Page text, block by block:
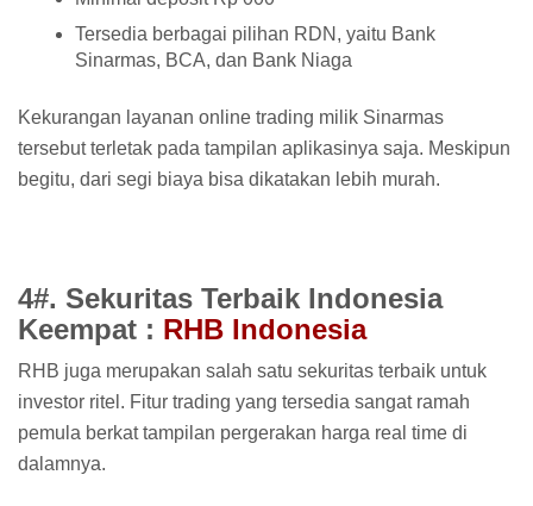
Tersedia berbagai pilihan RDN, yaitu Bank
Sinarmas, BCA, dan Bank Niaga
Kekurangan layanan online trading milik Sinarmas
tersebut terletak pada tampilan aplikasinya saja. Meskipun
begitu, dari segi biaya bisa dikatakan lebih murah.
4#. Sekuritas Terbaik Indonesia
Keempat : RHB Indonesia
RHB juga merupakan salah satu sekuritas terbaik untuk
investor ritel. Fitur trading yang tersedia sangat ramah
pemula berkat tampilan pergerakan harga real time di
dalamnya.